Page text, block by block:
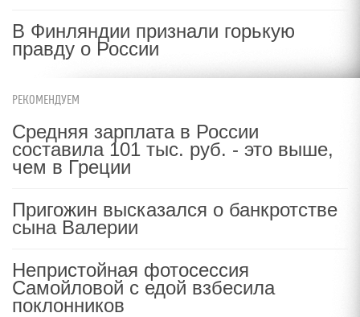
В Финляндии признали горькую
правду о России
РЕКОМЕНДУЕМ
Средняя зарплата в России
составила 101 тыс. руб. - это выше,
чем в Греции
Пригожин высказался о банкротстве
сына Валерии
Непристойная фотосессия
Самойловой с едой взбесила
поклонников